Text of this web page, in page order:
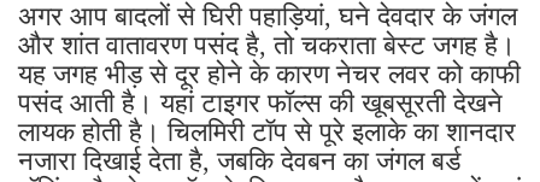
अगर आप बादलों से घिरी पहाड़ियां, घने देवदार के जंगल
और शांत वातावरण पसंद है, तो चकराता बेस्ट जगह है।
यह जगह भीड़ से दूर होने के कारण नेचर लवर को काफी
पसंद आती है। यहां टाइगर फॉल्स की खूबसूरती देखने
लायक होती है। चिलमिरी टॉप से पूरे इलाके का शानदार
नजारा दिखाई देता है, जबकि देवबन का जंगल बर्ड